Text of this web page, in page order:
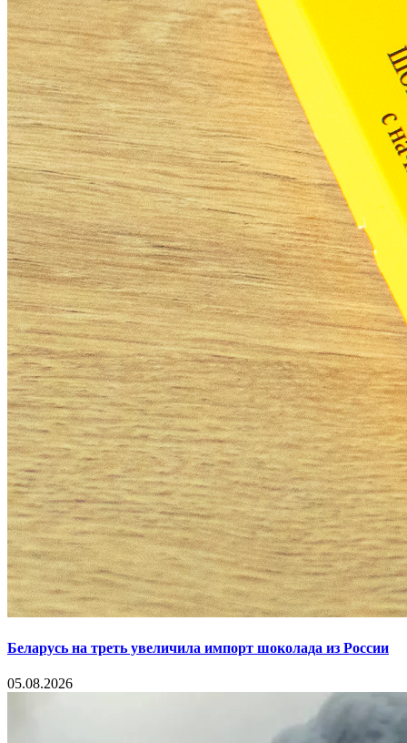
Беларусь на треть увеличила импорт шоколада из России
05.08.2026